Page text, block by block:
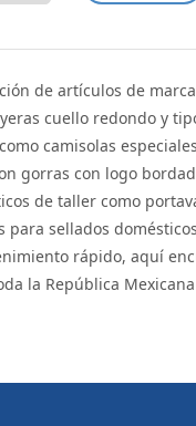
de artículos de
cuello redondo y
camisolas
gorras con logo
de taller como
sellados
rápido, aquí
la República